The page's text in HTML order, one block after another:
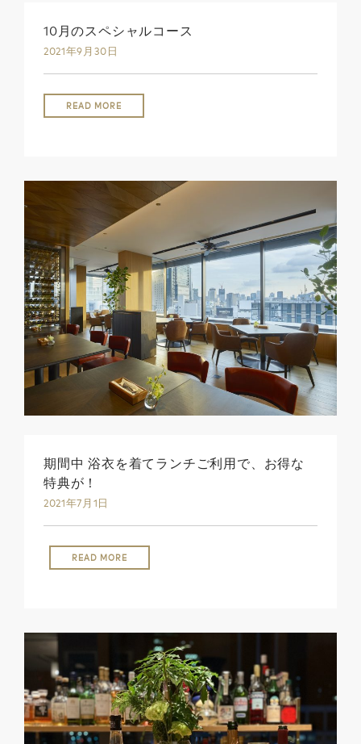
10月のスペシャルコース
2021年9月30日
READ MORE
期間中 浴衣を着てランチご利用で、お得な
特典が！
2021年7月1日
READ MORE